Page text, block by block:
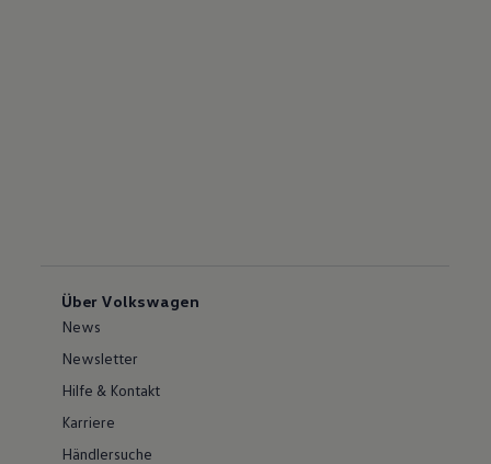
Über Volkswagen
News
Newsletter
Hilfe & Kontakt
Karriere
Händlersuche